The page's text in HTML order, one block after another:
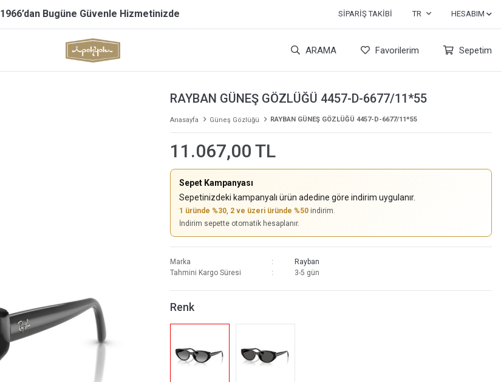
1966’dan Bugüne Güvenle Hizmetinizde SIPARIŞ TAKIBI TR HESABIM
ARAMA Favorilerim Sepetim
RAYBAN GÜNEŞ GÖZLÜĞÜ 4457-D-6677/11*55
Anasayfa Güneş Gözlüğü RAYBAN GÜNEŞ GÖZLÜĞÜ 4457-D-6677/11*55
11.067,00 TL
Sepet Kampanyası
Sepetinizdeki kampanyalı ürün adedine göre indirim uygulanır.
1 üründe %30, 2 ve üzeri üründe %50indirim.
İndirim sepette otomatik hesaplanır.
Marka
Rayban
Tahmini Kargo Süresi
3-5 gün
Renk